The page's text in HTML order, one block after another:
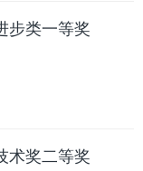
步类一等奖
术奖二等奖